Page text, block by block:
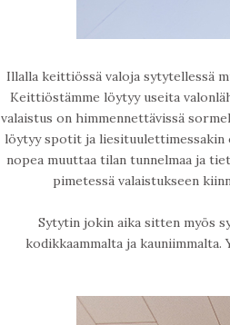
Illalla keittiössä valoja sytytellessä
Keittiöstämme löytyy useita
valaistus on himmennettävissä
löytyy spotit ja liesituulettimessakin
nopea muuttaa tilan tunnelmaa ja
pimetessä valaistukseen
Sytytin jokin aika sitten myös
kodikkaammalta ja